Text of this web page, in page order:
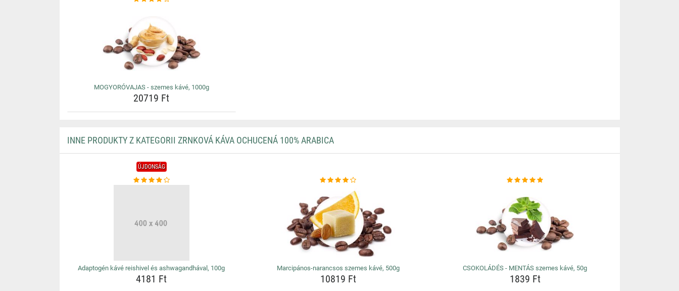
MOGYORÓVAJAS - szemes kávé, 1000g
20719 Ft
INNE PRODUKTY Z KATEGORII ZRNKOVÁ KÁVA OCHUCENÁ 100% ARABICA
ÚJDONSÁG
Adaptogén kávé reishivel és ashwagandhával, 100g
4181 Ft
Marcipános-narancsos szemes kávé, 500g
10819 Ft
CSOKOLÁDÉS - MENTÁS szemes kávé, 50g
1839 Ft